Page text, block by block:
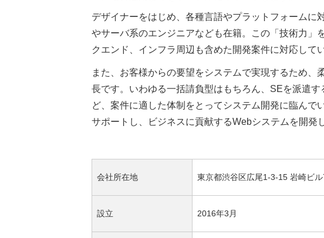
デザイナーをはじめ、各種言語やプラットフォームに
やサーバ系のエンジニアなども在籍。この「技術力」
クエンド、インフラ周辺も含めた開発案件に対応して
また、お客様からの要望をシステムで実現するため
長です。いわゆる一括請負型はもちろん、SEを派遣
ど、案件に適した体制をとってシステム開発に臨んで
サポートし、ビジネスに貢献するWebシステムを開発
会社所在地 東京都渋谷区広尾1-3-15 岩崎ビ
設立 2016年3月